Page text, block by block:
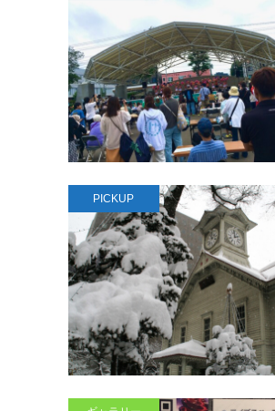
PICKUP